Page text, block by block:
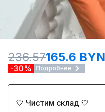
236.57165.6 BYN
-30% Подробнее
💙 Чистим склад 💙